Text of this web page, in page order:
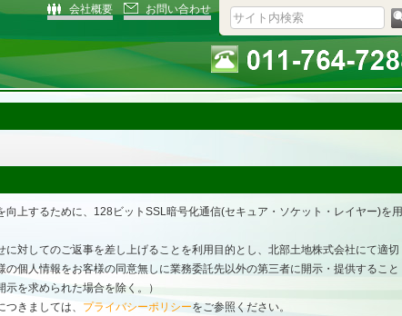
会社概要 お問い合わせ
向上するために、128ビットSSL暗号化通信(セキュア・ソケット・レイヤー)を用
に対してのご返事を差し上げることを利用目的とし、北部土地株式会社にて適切
の個人情報をお客様の同意無しに業務委託先以外の第三者に開示・提供すること
を求められた場合を除く。）
きましては、 プライバシーポリシーをご参照ください。